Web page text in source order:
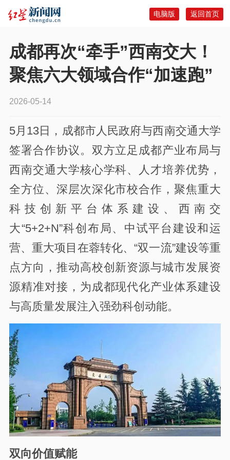
返回首页
电脑版
成都再次“牵手”西南交大！
聚焦六大领域合作“加速跑”
2026-05-14
5月13日，成都市人民政府与西南交通大学
签署合作协议。双方立足成都产业布局与
西南交通大学核心学科、人才培养优势，
全方位、深层次深化市校合作，聚焦重大
科技创新平台体系建设、西南交
大“5+2+N”科创布局、中试平台建设和运
营、重大项目在蓉转化、“双一流”建设等重
点方向，推动高校创新资源与城市发展资
源精准对接，为成都现代化产业体系建设
与高质量发展注入强劲科创动能。
双向价值赋能